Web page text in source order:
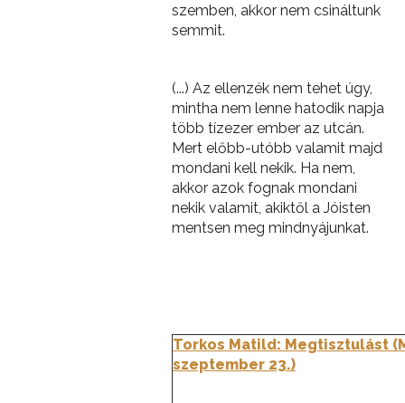
szemben, akkor nem csináltunk
semmit.
(...) Az ellenzék nem tehet úgy,
mintha nem lenne hatodik napja
több tízezer ember az utcán.
Mert előbb-utóbb valamit majd
mondani kell nekik. Ha nem,
akkor azok fognak mondani
nekik valamit, akiktől a Jóisten
mentsen meg mindnyájunkat.
Torkos Matild: Megtisztulást
szeptember 23.)